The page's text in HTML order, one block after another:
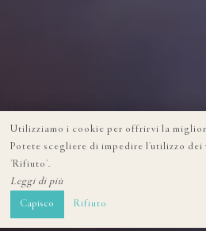
Utilizziamo i cookie per offrirvi la
Potete scegliere di impedire l'utilizzo
'Rifiuto'.
Leggi di più
Capisco Rifiuto